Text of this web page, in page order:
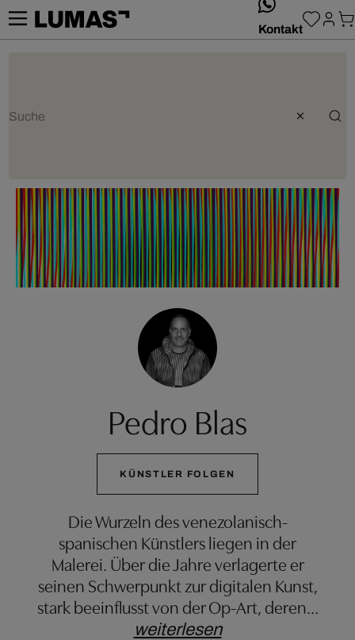
Kontakt
Pedro Blas
KÜNSTLER FOLGEN
Die Wurzeln des venezolanisch-
spanischen Künstlers liegen in der
Malerei. Über die Jahre verlagerte er
seinen Schwerpunkt zur digitalen Kunst,
stark beeinflusst von der Op-Art, deren…
weiterlesen